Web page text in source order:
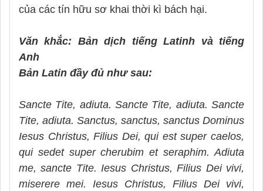
của các tín hữu sơ khai thời kì bách hại.
Văn khắc: Bản dịch tiếng Latinh và tiếng
Anh
Bản Latin đầy đủ như sau:
Sancte Tite, adiuta. Sancte Tite, adiuta. Sancte
Tite, adiuta. Sanctus, sanctus, sanctus Dominus
Iesus Christus, Filius Dei, qui est super caelos,
qui sedet super cherubim et seraphim. Adiuta
me, sancte Tite. Iesus Christus, Filius Dei vivi,
miserere mei. Iesus Christus, Filius Dei vivi,